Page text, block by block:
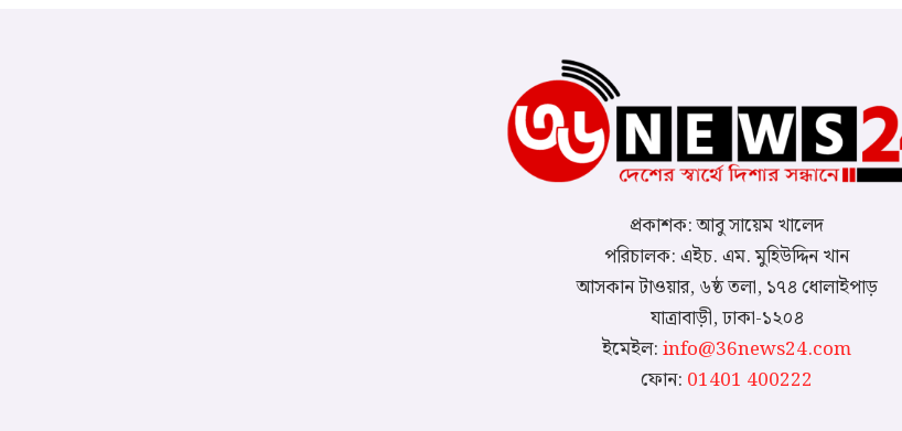
প্রকাশক: আবু সায়েম খালেদ
পরিচালক: এইচ. এম. মুহিউদ্দিন খান
আসকান টাওয়ার, ৬ষ্ঠ তলা, ১৭৪ ধোলাইপাড়
যাত্রাবাড়ী, ঢাকা-১২০৪
ইমেইল:info@36news24.com
ফোন: 01401 400222